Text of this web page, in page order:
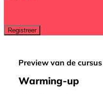
Preview van de cursus
Warming-up